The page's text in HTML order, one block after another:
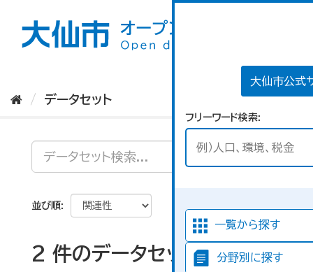
大仙市公式
フリーワード検索
一覧から探す
分野別に探す
データセット
並び順
2 件のデータセットが見つか